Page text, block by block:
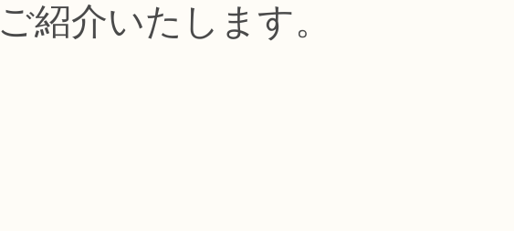
ス NFDディプロマウエディングコース NFDディプロマプリザーブドフラワーコース
紹介いたします。